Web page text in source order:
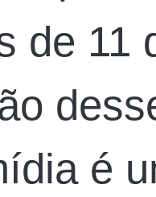
de 11
é